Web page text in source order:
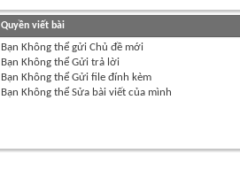
Quyền viết bài
Bạn Không thểgửi Chủ đề mới
Bạn Không thểGửi trả lời
Bạn Không thểGửi file đính kèm
Bạn Không thểSửa bài viết của mình